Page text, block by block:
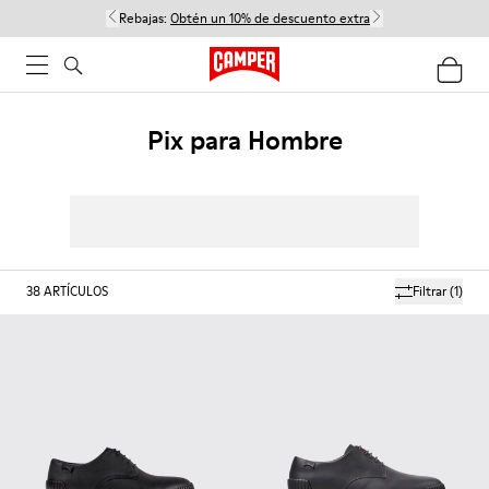
Rebajas: Obtén un 10% de descuento extra
Pix para Hombre
Filtrar(1)
38ARTÍCULOS